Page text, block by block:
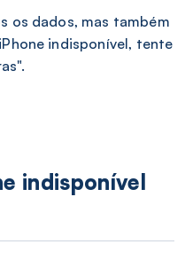
os dados, mas também
indisponível, tente
indisponível